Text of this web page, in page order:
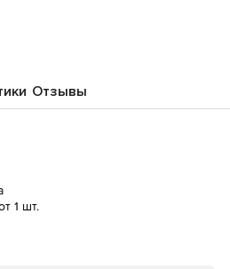
Отзывы
1 шт.